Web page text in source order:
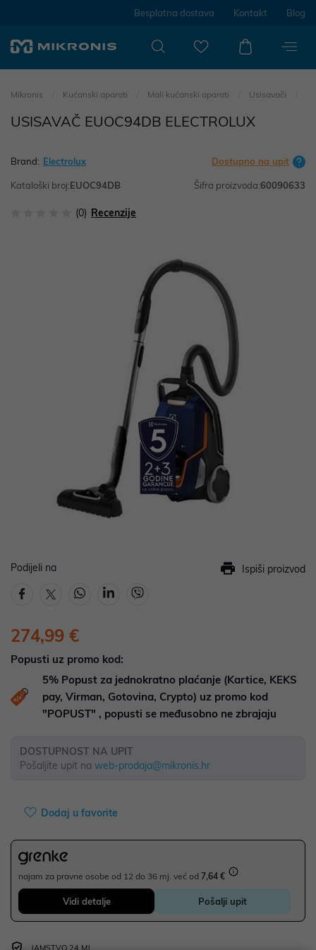
Besplatna dostava Kontakt Blog
Mikronis Kućanski aparati Mali kućanski aparati Usisavači
USISAVAČ EUOC94DB ELECTROLUX
Brand: Electrolux Dostupno na upit
Kataloški broj:EUOC94DB Šifra proizvoda:60090633
(0) Recenzije
Podijeli na Ispiši proizvod
274,99 €
Popusti uz promo kod:
5% Popust za jednokratno plaćanje (Kartice, KEKS
pay, Virman, Gotovina, Crypto) uz promo kod
"POPUST" , popusti se međusobno ne zbrajaju
DOSTUPNOST NA UPIT
Pošaljite upit na web-prodaja@mikronis.hr
Dodaj u favorite
najam za pravne osobe od 12 do 36 mj. već od 7,64 €
Vidi detalje Pošalji upit